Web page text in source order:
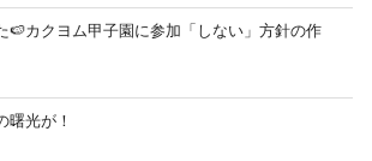
🍉カクヨム甲子園に参加「しない」方針の作
曙光が！